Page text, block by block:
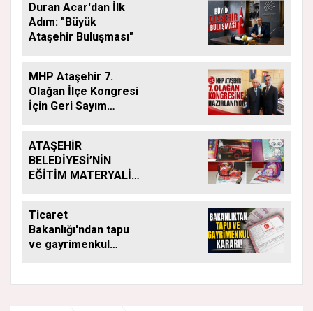
Duran Acar'dan İlk
Adım: "Büyük
Ataşehir Buluşması"
MHP Ataşehir 7.
Olağan İlçe Kongresi
İçin Geri Sayım
ATAŞEHİR
BELEDİYESİ’NİN
EĞİTİM MATERYALİ
SÜRÜYOR
Ticaret
Bakanlığı'ndan tapu
ve gayrimenkul
yapamayacak